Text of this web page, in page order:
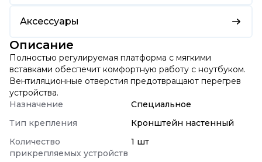
Аксессуары
Описание
Полностью регулируемая платформа с мягкими
вставками обеспечит комфортную работу с ноутбуком.
Вентиляционные отверстия предотвращают перегрев
устройства.
Назначение
Специальное
Тип крепления
Кронштейн настенный
Количество
прикрепляемых устройств
1 шт